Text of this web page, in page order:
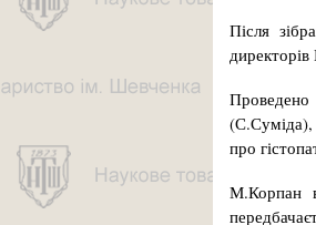
Після
Проведено
(С.Суміда),
про
М.Корпан